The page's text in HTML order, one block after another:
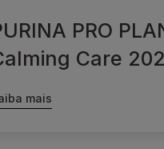
PRO
Care
mais